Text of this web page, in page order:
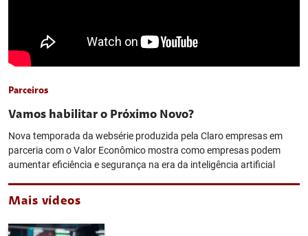
Parceiros
Vamos habilitar o Próximo Novo?
Nova temporada da websérie produzida pela Claro empresas em
parceria com o Valor Econômico mostra como empresas podem
aumentar eficiência e segurança na era da inteligência artificial
Mais vídeos